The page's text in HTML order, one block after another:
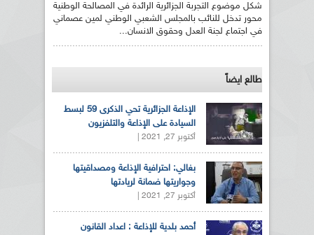
شكل موضوع التجربة الجزائرية الرائدة في المصالحة الوطنية
محور تدخل للنائب بالمجلس الشعبي الوطني لمين عصماني
في اجتماع لجنة العدل وحقوق الانسان...
طالع ايضاً
الإذاعة الجزائرية تحي الذكرى 59 لبسط
السيادة على الإذاعة والتلفزيون
أكتوبر 27, 2021 |
بغالي: احترافية الإذاعة ومصداقيتها
وجواريتها ضمانة لريادتها
أكتوبر 27, 2021 |
أحمد بلدية للإذاعة : اعداد القانون